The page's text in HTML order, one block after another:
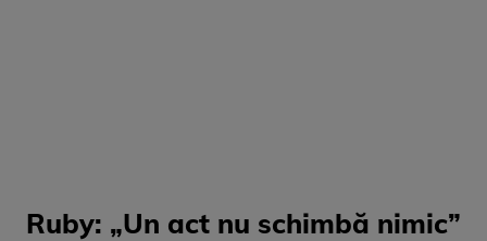
Ruby: „Un act nu schimbă nimic”